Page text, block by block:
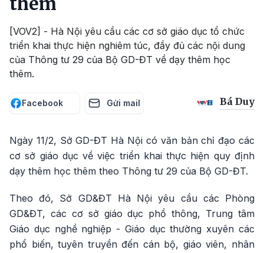
[VOV2] - Hà Nội yêu cầu các cơ sở giáo dục tổ chức
triển khai thực hiện nghiêm túc, đầy đủ các nội dung
của Thông tư 29 của Bộ GD-ĐT về dạy thêm học
thêm.
Facebook Gửi mail Bá Duy
Ngày 11/2, Sở GD-ĐT Hà Nội có văn bản chỉ đạo các
cơ sở giáo dục về việc triển khai thực hiện quy định
dạy thêm học thêm theo Thông tư 29 của Bộ GD-ĐT.
Theo đó, Sở GD&ĐT Hà Nội yêu cầu các Phòng
GD&ĐT, các cơ sở giáo dục phổ thông, Trung tâm
Giáo dục nghề nghiệp - Giáo dục thường xuyên các
phổ biến, tuyên truyền đến cán bộ, giáo viên, nhân